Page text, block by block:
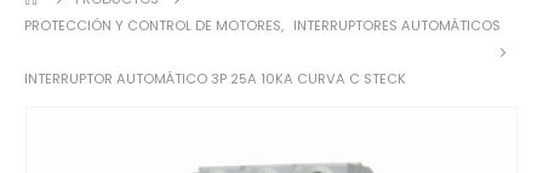
PROTECCIÓN Y CONTROL DE MOTORES, INTERRUPTORES AUTOMÁTICOS
INTERRUPTOR AUTOMÁTICO 3P 25A 10KA CURVA C STECK